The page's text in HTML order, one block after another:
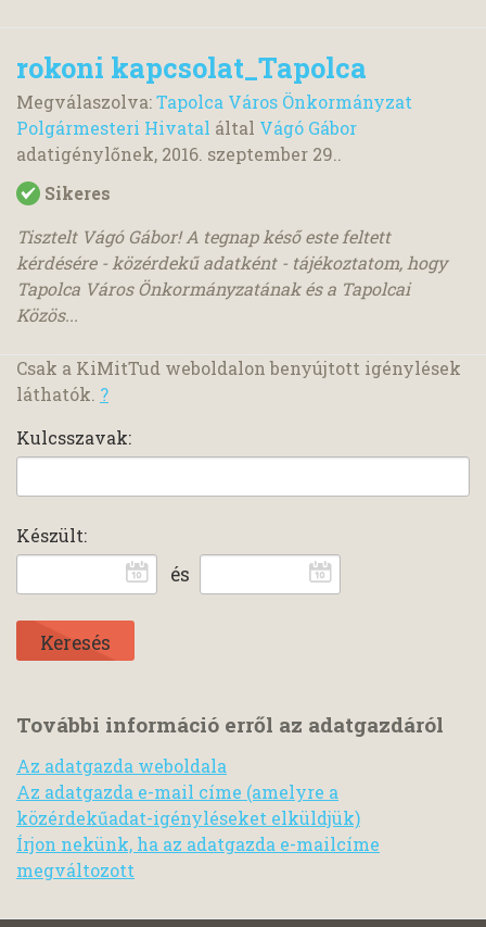
rokoni kapcsolat_Tapolca
Megválaszolva:Tapolca Város Önkormányzat
Polgármesteri Hivatal által Vágó Gábor
adatigénylőnek, 2016. szeptember 29..
Sikeres
Tisztelt Vágó Gábor! A tegnap késő este feltett
kérdésére - közérdekű adatként - tájékoztatom, hogy
Tapolca Város Önkormányzatának és a Tapolcai
Közös...
Csak a KiMitTud weboldalon benyújtott igénylések
láthatók. ?
Kulcsszavak:
Készült:
és
További információ erről az adatgazdáról
Az adatgazda weboldala
Az adatgazda e-mail címe (amelyre a
közérdekűadat-igényléseket elküldjük)
Írjon nekünk, ha az adatgazda e-mailcíme
megváltozott